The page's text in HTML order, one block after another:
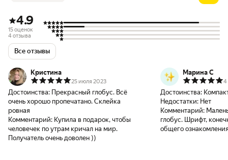
4.9
15 оценок
4 отзыва
Все отзывы
Кристина
25 июля 2023
Достоинства: Прекрасный глобус. Всё
очень хорошо пропечатано. Склейка
ровная
Комментарий: Купила в подарок, чтобы
человечек по утрам кричал на мир.
Получатель очень доволен ))
Марина С
4
Достоинства:
Недостатки: Нет
Комментарий:
глобус. Шрифт,
общего